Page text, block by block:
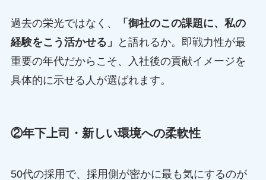
過去の栄光ではなく、
「御社のこの課題に、私の
経験をこう活かせる」
と語れるか。即戦力性が最
重要の年代だからこそ、入社後の貢献イメージを
具体的に示せる人が選ばれます。
②年下上司・新しい環境への柔軟性
50代の採用で、採用側が密かに最も気にするのが